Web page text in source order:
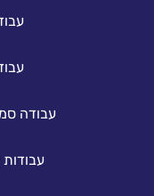
עבודה